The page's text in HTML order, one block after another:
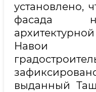
установлено,
фасада не
Навои
выданный